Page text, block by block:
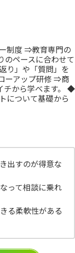
制度 ⇒教育専門の
のペースに合わせて
り」や「質問」を
ーアップ研修 ⇒商
チから学べます。 ◆
について基礎から
出すのが得意な
って相談に乗れ
る柔軟性がある